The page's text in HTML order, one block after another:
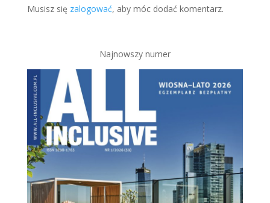
Musisz się zalogować, aby móc dodać komentarz.
Najnowszy numer